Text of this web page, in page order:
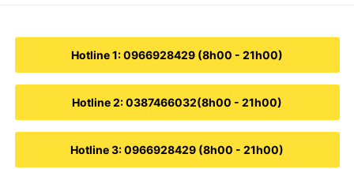
Hotline 1: 0966928429 (8h00 - 21h00)
Hotline 2: 0387466032(8h00 - 21h00)
Hotline 3: 0966928429 (8h00 - 21h00)